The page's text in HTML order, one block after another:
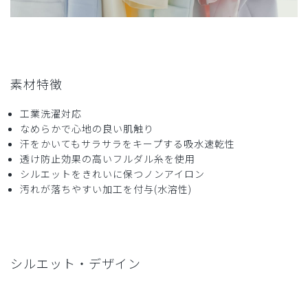
素材特徴
工業洗濯対応
なめらかで心地の良い肌触り
汗をかいてもサラサラをキープする吸水速乾性
透け防止効果の高いフルダル糸を使用
シルエットをきれいに保つノンアイロン
汚れが落ちやすい加工を付与(水溶性)
シルエット・デザイン